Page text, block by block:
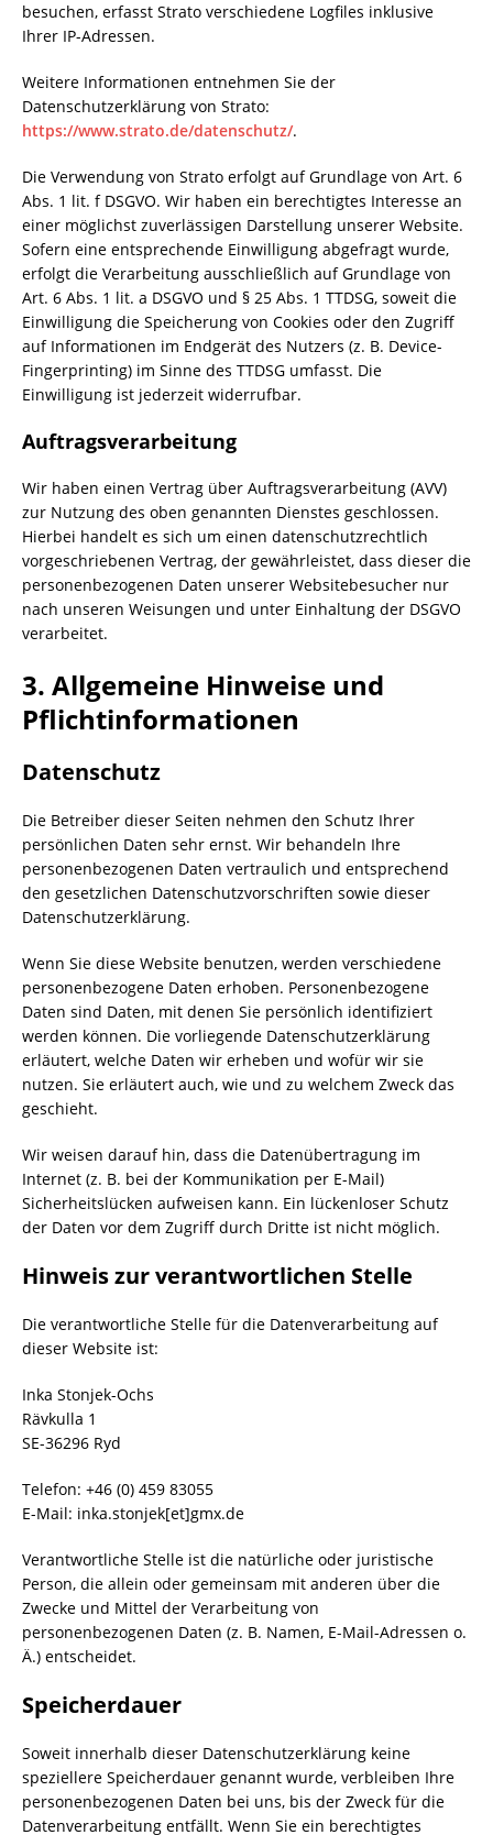
besuchen, erfasst Strato verschiedene Logfiles inklusive
Ihrer IP-Adressen.
Weitere Informationen entnehmen Sie der
Datenschutzerklärung von Strato:
https://www.strato.de/datenschutz/.
Die Verwendung von Strato erfolgt auf Grundlage von Art. 6
Abs. 1 lit. f DSGVO. Wir haben ein berechtigtes Interesse an
einer möglichst zuverlässigen Darstellung unserer Website.
Sofern eine entsprechende Einwilligung abgefragt wurde,
erfolgt die Verarbeitung ausschließlich auf Grundlage von
Art. 6 Abs. 1 lit. a DSGVO und § 25 Abs. 1 TTDSG, soweit die
Einwilligung die Speicherung von Cookies oder den Zugriff
auf Informationen im Endgerät des Nutzers (z. B. Device-
Fingerprinting) im Sinne des TTDSG umfasst. Die
Einwilligung ist jederzeit widerrufbar.
Auftragsverarbeitung
Wir haben einen Vertrag über Auftragsverarbeitung (AVV)
zur Nutzung des oben genannten Dienstes geschlossen.
Hierbei handelt es sich um einen datenschutzrechtlich
vorgeschriebenen Vertrag, der gewährleistet, dass dieser die
personenbezogenen Daten unserer Websitebesucher nur
nach unseren Weisungen und unter Einhaltung der DSGVO
verarbeitet.
3. Allgemeine Hinweise und
Pflicht­informationen
Datenschutz
Die Betreiber dieser Seiten nehmen den Schutz Ihrer
persönlichen Daten sehr ernst. Wir behandeln Ihre
personenbezogenen Daten vertraulich und entsprechend
den gesetzlichen Datenschutzvorschriften sowie dieser
Datenschutzerklärung.
Wenn Sie diese Website benutzen, werden verschiedene
personenbezogene Daten erhoben. Personenbezogene
Daten sind Daten, mit denen Sie persönlich identifiziert
werden können. Die vorliegende Datenschutzerklärung
erläutert, welche Daten wir erheben und wofür wir sie
nutzen. Sie erläutert auch, wie und zu welchem Zweck das
geschieht.
Wir weisen darauf hin, dass die Datenübertragung im
Internet (z. B. bei der Kommunikation per E-Mail)
Sicherheitslücken aufweisen kann. Ein lückenloser Schutz
der Daten vor dem Zugriff durch Dritte ist nicht möglich.
Hinweis zur verantwortlichen Stelle
Die verantwortliche Stelle für die Datenverarbeitung auf
dieser Website ist:
Inka Stonjek-Ochs
Rävkulla 1
SE-36296 Ryd
Telefon: +46 (0) 459 83055
E-Mail: inka.stonjek[et]gmx.de
Verantwortliche Stelle ist die natürliche oder juristische
Person, die allein oder gemeinsam mit anderen über die
Zwecke und Mittel der Verarbeitung von
personenbezogenen Daten (z. B. Namen, E-Mail-Adressen o.
Ä.) entscheidet.
Speicherdauer
Soweit innerhalb dieser Datenschutzerklärung keine
speziellere Speicherdauer genannt wurde, verbleiben Ihre
personenbezogenen Daten bei uns, bis der Zweck für die
Datenverarbeitung entfällt. Wenn Sie ein berechtigtes